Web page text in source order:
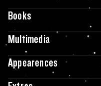
Books
Multimedia
Appearences